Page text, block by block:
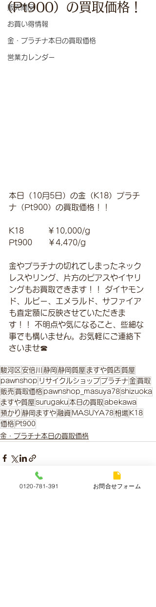
販売商品
お買い得情報
金・プラチナ本日の買取価格
営業カレンダー
（Pt900）の買取価格！
本日（10月5日）の金（K18）プラチ
ナ（Pt900）の買取価格！！
K18　　　￥10,000/g
Pt900　　￥4,470/g
金やプラチナの切れてしまったネック
レスやリング、片方のピアスやイヤリ
ングもお買取できます！！ ダイヤモン
ド、ルビー、エメラルド、サファイア
も査定額に反映させていただきま
す！！ 不明点や気になること、些細な
事でも構いません。お気軽にご連絡下
さいませ☎
駿河区 安倍川 静岡 静岡質屋 ますや質店 質屋
pawnshop リサイクルショップ プラチナ 金 買取
販売 買取価格 pawnshop_masuya78shizuoka
ますや質屋 surugaku 本日の買取 abekawa
預かり 静岡ますや 融資 MASUYA78相場 K18
価格 Pt900
金・プラチナ本日の買取価格
0120-781-391 お問合せフォーム